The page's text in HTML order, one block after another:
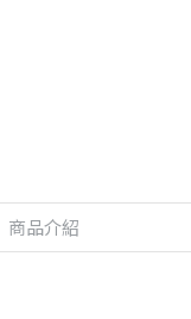
商品介紹